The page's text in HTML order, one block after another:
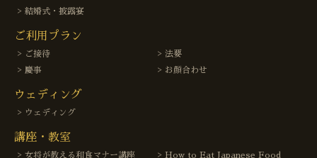
結婚式・披露宴
ご利用プラン
ご接待
法要
慶事
お顔合わせ
ウェディング
ウェディング
講座・教室
女将が教える和食マナー講座 How to Eat Japanese Food